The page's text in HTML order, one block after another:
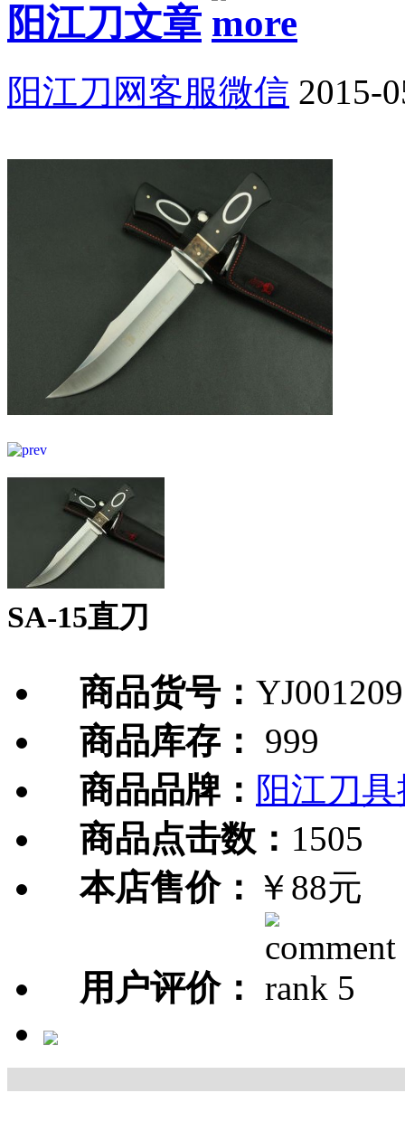
阳江刀文章
阳江刀网客服微信 2015-
SA-15直刀
商品货号： YJ001209
商品库存：
999
商品品牌： 阳江刀
商品点击数： 1505
本店售价： ￥88元
用户评价：